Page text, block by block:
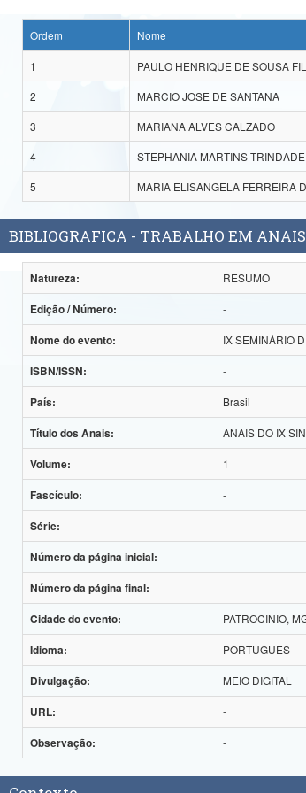
Ordem Nome
1 PAULO HENRIQUE DE SOUSA
2
MARCIO JOSE DE SANTANA
3
MARIANA ALVES CALZADO
4
STEPHANIA MARTINS TRINDADE
5
MARIA ELISANGELA FERREIRA
BIBLIOGRAFICA - TRABALHO EM ANAIS
Natureza: RESUMO
Edição / Número: -
Nome do evento: IX SEMINÁRIO
ISBN/ISSN: -
País: Brasil
Título dos Anais: ANAIS DO IX
Volume: 1
Fascículo: -
Série: -
Número da página inicial: -
Número da página final: -
Cidade do evento: PATROCINIO,
Idioma: PORTUGUES
Divulgação: MEIO DIGITAL
URL: -
Observação: -